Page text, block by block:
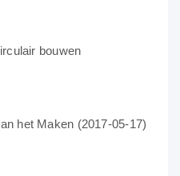
bouwen
het Maken (2017-05-17)